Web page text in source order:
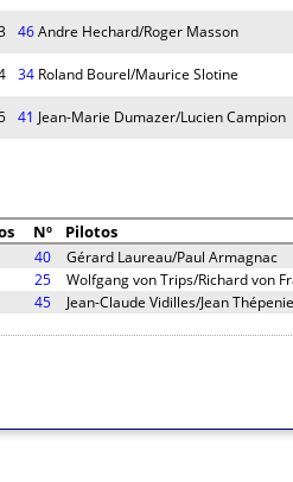
46Andre Hechard/Roger Masson
34 Roland Bourel/Maurice Slotine
41 Jean-Marie Dumazer/Lucien Campion
Nº Pilotos
40 Gérard Laureau/Paul Armagnac
25 Wolfgang von Trips/Richard von
45 Jean-Claude Vidilles/Jean